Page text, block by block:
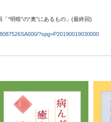
“明暗”の“奥”にあるもの」(最終回)
?spg=P20190019030000